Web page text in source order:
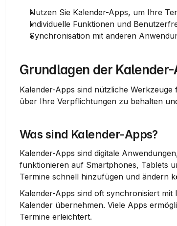
Nutzen Sie Kalender-Apps, um Ihre
Individuelle Funktionen und
Synchronisation mit anderen
Grundlagen der Kalender-
Kalender-Apps sind nützliche
über Ihre Verpflichtungen zu behalten
Was sind Kalender-Apps?
Kalender-Apps sind digitale
funktionieren auf Smartphones, Tablets
Termine schnell hinzufügen und ändern
Kalender-Apps sind oft synchronisiert
Kalender übernehmen. Viele Apps
Termine erleichtert.